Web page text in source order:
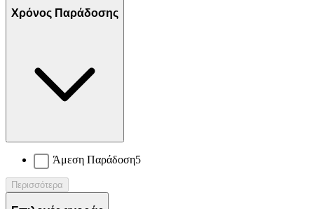
Χρόνος Παράδοσης
Άμεση Παράδοση5
Περισσότερα